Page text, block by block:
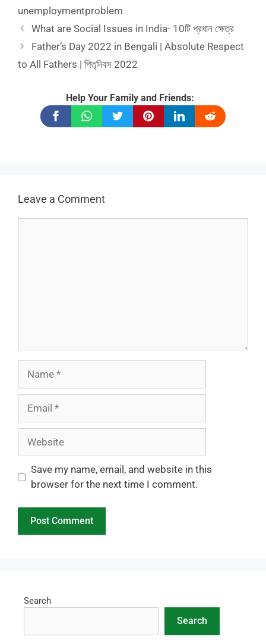
unemploymentproblem
What are Social Issues in India- 10টি প্রধান ক্ষেত্র
Father’s Day 2022 in Bengali | Absolute Respect
to All Fathers | পিতৃদিবস 2022
Help Your Family and Friends:
Leave a Comment
Website
Save my name, email, and website in this
browser for the next time I comment.
Search
Search